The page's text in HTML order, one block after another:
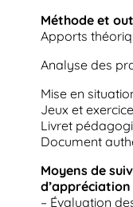
Méthode et
Apports
Analyse des
Mise en
Jeux et
Livret
Document
Moyens de
– Évaluation